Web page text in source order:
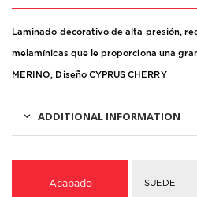
Laminado decorativo de alta presión,
melamínicas que le proporciona una
MERINO, Diseño CYPRUS CHERRY
ADDITIONAL INFORMATION
Acabado SUEDE